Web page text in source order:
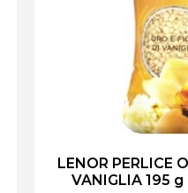
LENOR PERLICE
VANIGLIA 195